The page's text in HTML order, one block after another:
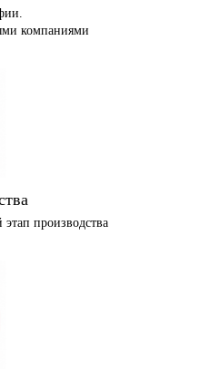
компаниями
производства